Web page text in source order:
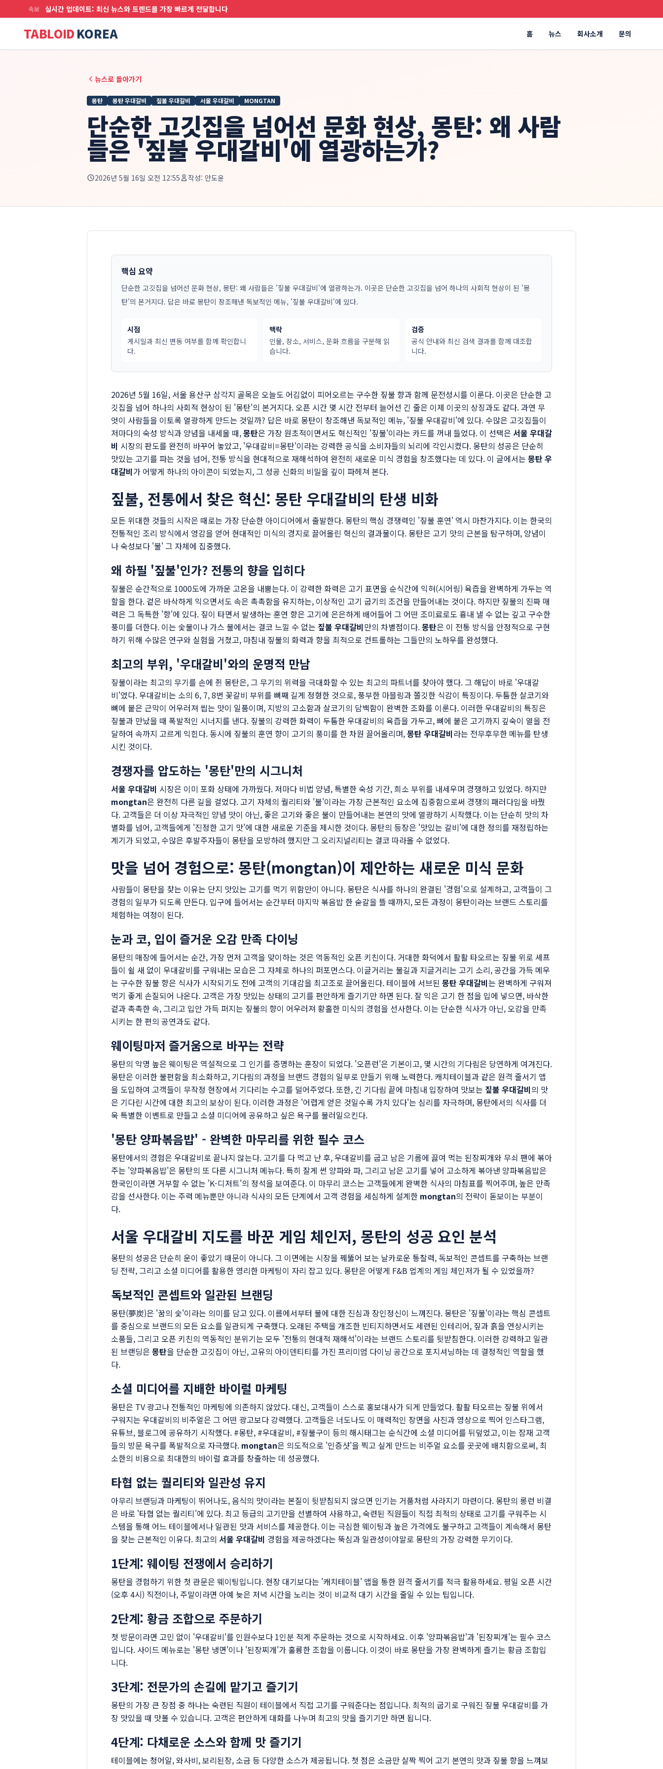
속보 실시간 업데이트: 최신 뉴스와 트렌드를 가장 빠르게 전달합니다
TABLOID KOREA 홈 뉴스 회사소개 문의
뉴스로 돌아가기
몽탄 몽탄 우대갈비 짚불 우대갈비 서울 우대갈비 MONGTAN
단순한 고깃집을 넘어선 문화 현상, 몽탄: 왜 사람
들은 '짚불 우대갈비'에 열광하는가?
2026년 5월 16일 오전 12:55 작성: 안도윤
핵심 요약
단순한 고깃집을 넘어선 문화 현상, 몽탄: 왜 사람들은 '짚불 우대갈비'에 열광하는가. 이곳은 단순한 고깃집을 넘어 하나의 사회적 현상이 된 '몽
탄'의 본거지다. 답은 바로 몽탄이 창조해낸 독보적인 메뉴, '짚불 우대갈비'에 있다.
시점
게시일과 최신 변동 여부를 함께 확인합니
다.
맥락
인물, 장소, 서비스, 문화 흐름을 구분해 읽
습니다.
검증
공식 안내와 최신 검색 결과를 함께 대조합
니다.
2026년 5월 16일, 서울 용산구 삼각지 골목은 오늘도 어김없이 피어오르는 구수한 짚불 향과 함께 문전성시를 이룬다. 이곳은 단순한 고
깃집을 넘어 하나의 사회적 현상이 된 '몽탄'의 본거지다. 오픈 시간 몇 시간 전부터 늘어선 긴 줄은 이제 이곳의 상징과도 같다. 과연 무
엇이 사람들을 이토록 열광하게 만드는 것일까? 답은 바로 몽탄이 창조해낸 독보적인 메뉴, '짚불 우대갈비'에 있다. 수많은 고깃집들이
저마다의 숙성 방식과 양념을 내세울 때,몽탄은 가장 원초적이면서도 혁신적인 '짚불'이라는 카드를 꺼내 들었다. 이 선택은 서울 우대갈
비 시장의 판도를 완전히 바꾸어 놓았고, '우대갈비=몽탄'이라는 강력한 공식을 소비자들의 뇌리에 각인시켰다. 몽탄의 성공은 단순히
맛있는 고기를 파는 것을 넘어, 전통 방식을 현대적으로 재해석하여 완전히 새로운 미식 경험을 창조했다는 데 있다. 이 글에서는 몽탄 우
대갈비가 어떻게 하나의 아이콘이 되었는지, 그 성공 신화의 비밀을 깊이 파헤쳐 본다.
짚불, 전통에서 찾은 혁신: 몽탄 우대갈비의 탄생 비화
모든 위대한 것들의 시작은 때로는 가장 단순한 아이디어에서 출발한다. 몽탄의 핵심 경쟁력인 '짚불 훈연' 역시 마찬가지다. 이는 한국의
전통적인 조리 방식에서 영감을 얻어 현대적인 미식의 경지로 끌어올린 혁신의 결과물이다. 몽탄은 고기 맛의 근본을 탐구하며, 양념이
나 숙성보다 '불' 그 자체에 집중했다.
왜 하필 '짚불'인가? 전통의 향을 입히다
짚불은 순간적으로 1000도에 가까운 고온을 내뿜는다. 이 강력한 화력은 고기 표면을 순식간에 익혀(시어링) 육즙을 완벽하게 가두는 역
할을 한다. 겉은 바삭하게 익으면서도 속은 촉촉함을 유지하는, 이상적인 고기 굽기의 조건을 만들어내는 것이다. 하지만 짚불의 진짜 매
력은 그 독특한 '향'에 있다. 짚이 타면서 발생하는 훈연 향은 고기에 은은하게 배어들어 그 어떤 조미료로도 흉내 낼 수 없는 깊고 구수한
풍미를 더한다. 이는 숯불이나 가스 불에서는 결코 느낄 수 없는 짚불 우대갈비만의 차별점이다.몽탄은 이 전통 방식을 안정적으로 구현
하기 위해 수많은 연구와 실험을 거쳤고, 마침내 짚불의 화력과 향을 최적으로 컨트롤하는 그들만의 노하우를 완성했다.
최고의 부위, '우대갈비'와의 운명적 만남
짚불이라는 최고의 무기를 손에 쥔 몽탄은, 그 무기의 위력을 극대화할 수 있는 최고의 파트너를 찾아야 했다. 그 해답이 바로 '우대갈
비'였다. 우대갈비는 소의 6, 7, 8번 꽃갈비 부위를 뼈째 길게 정형한 것으로, 풍부한 마블링과 쫄깃한 식감이 특징이다. 두툼한 살코기와
뼈에 붙은 근막이 어우러져 씹는 맛이 일품이며, 지방의 고소함과 살코기의 담백함이 완벽한 조화를 이룬다. 이러한 우대갈비의 특징은
짚불과 만났을 때 폭발적인 시너지를 낸다. 짚불의 강력한 화력이 두툼한 우대갈비의 육즙을 가두고, 뼈에 붙은 고기까지 깊숙이 열을 전
달하여 속까지 고르게 익힌다. 동시에 짚불의 훈연 향이 고기의 풍미를 한 차원 끌어올리며,몽탄 우대갈비라는 전무후무한 메뉴를 탄생
시킨 것이다.
경쟁자를 압도하는 '몽탄'만의 시그니처
서울 우대갈비 시장은 이미 포화 상태에 가까웠다. 저마다 비법 양념, 특별한 숙성 기간, 희소 부위를 내세우며 경쟁하고 있었다. 하지만
mongtan은 완전히 다른 길을 걸었다. 고기 자체의 퀄리티와 '불'이라는 가장 근본적인 요소에 집중함으로써 경쟁의 패러다임을 바꿨
다. 고객들은 더 이상 자극적인 양념 맛이 아닌, 좋은 고기와 좋은 불이 만들어내는 본연의 맛에 열광하기 시작했다. 이는 단순히 맛의 차
별화를 넘어, 고객들에게 '진정한 고기 맛'에 대한 새로운 기준을 제시한 것이다. 몽탄의 등장은 '맛있는 갈비'에 대한 정의를 재정립하는
계기가 되었고, 수많은 후발주자들이 몽탄을 모방하려 했지만 그 오리지널리티는 결코 따라올 수 없었다.
맛을 넘어 경험으로: 몽탄(mongtan)이 제안하는 새로운 미식 문화
사람들이 몽탄을 찾는 이유는 단지 맛있는 고기를 먹기 위함만이 아니다. 몽탄은 식사를 하나의 완결된 '경험'으로 설계하고, 고객들이 그
경험의 일부가 되도록 만든다. 입구에 들어서는 순간부터 마지막 볶음밥 한 숟갈을 뜰 때까지, 모든 과정이 몽탄이라는 브랜드 스토리를
체험하는 여정이 된다.
눈과 코, 입이 즐거운 오감 만족 다이닝
몽탄의 매장에 들어서는 순간, 가장 먼저 고객을 맞이하는 것은 역동적인 오픈 키친이다. 거대한 화덕에서 활활 타오르는 짚불 위로 셰프
들이 쉴 새 없이 우대갈비를 구워내는 모습은 그 자체로 하나의 퍼포먼스다. 이글거리는 불길과 지글거리는 고기 소리, 공간을 가득 메우
는 구수한 짚불 향은 식사가 시작되기도 전에 고객의 기대감을 최고조로 끌어올린다. 테이블에 서브된 몽탄 우대갈비는 완벽하게 구워져
먹기 좋게 손질되어 나온다. 고객은 가장 맛있는 상태의 고기를 편안하게 즐기기만 하면 된다. 잘 익은 고기 한 점을 입에 넣으면, 바삭한
겉과 촉촉한 속, 그리고 입안 가득 퍼지는 짚불의 향이 어우러져 황홀한 미식의 경험을 선사한다. 이는 단순한 식사가 아닌, 오감을 만족
시키는 한 편의 공연과도 같다.
웨이팅마저 즐거움으로 바꾸는 전략
몽탄의 악명 높은 웨이팅은 역설적으로 그 인기를 증명하는 훈장이 되었다. '오픈런'은 기본이고, 몇 시간의 기다림은 당연하게 여겨진다.
몽탄은 이러한 불편함을 최소화하고, 기다림의 과정을 브랜드 경험의 일부로 만들기 위해 노력한다. 캐치테이블과 같은 원격 줄서기 앱
을 도입하여 고객들이 무작정 현장에서 기다리는 수고를 덜어주었다. 또한, 긴 기다림 끝에 마침내 입장하여 맛보는 짚불 우대갈비의 맛
은 기다린 시간에 대한 최고의 보상이 된다. 이러한 과정은 '어렵게 얻은 것일수록 가치 있다'는 심리를 자극하며, 몽탄에서의 식사를 더
욱 특별한 이벤트로 만들고 소셜 미디어에 공유하고 싶은 욕구를 불러일으킨다.
'몽탄 양파볶음밥' - 완벽한 마무리를 위한 필수 코스
몽탄에서의 경험은 우대갈비로 끝나지 않는다. 고기를 다 먹고 난 후, 우대갈비를 굽고 남은 기름에 끓여 먹는 된장찌개와 무쇠 팬에 볶아
주는 '양파볶음밥'은 몽탄의 또 다른 시그니처 메뉴다. 특히 잘게 썬 양파와 파, 그리고 남은 고기를 넣어 고소하게 볶아낸 양파볶음밥은
한국인이라면 거부할 수 없는 'K-디저트'의 정석을 보여준다. 이 마무리 코스는 고객들에게 완벽한 식사의 마침표를 찍어주며, 높은 만족
감을 선사한다. 이는 주력 메뉴뿐만 아니라 식사의 모든 단계에서 고객 경험을 세심하게 설계한 mongtan의 전략이 돋보이는 부분이
다.
서울 우대갈비 지도를 바꾼 게임 체인저, 몽탄의 성공 요인 분석
몽탄의 성공은 단순히 운이 좋았기 때문이 아니다. 그 이면에는 시장을 꿰뚫어 보는 날카로운 통찰력, 독보적인 콘셉트를 구축하는 브랜
딩 전략, 그리고 소셜 미디어를 활용한 영리한 마케팅이 자리 잡고 있다. 몽탄은 어떻게 F&B 업계의 게임 체인저가 될 수 있었을까?
독보적인 콘셉트와 일관된 브랜딩
몽탄(夢炭)은 '꿈의 숯'이라는 의미를 담고 있다. 이름에서부터 불에 대한 진심과 장인정신이 느껴진다. 몽탄은 '짚불'이라는 핵심 콘셉트
를 중심으로 브랜드의 모든 요소를 일관되게 구축했다. 오래된 주택을 개조한 빈티지하면서도 세련된 인테리어, 짚과 흙을 연상시키는
소품들, 그리고 오픈 키친의 역동적인 분위기는 모두 '전통의 현대적 재해석'이라는 브랜드 스토리를 뒷받침한다. 이러한 강력하고 일관
된 브랜딩은 몽탄을 단순한 고깃집이 아닌, 고유의 아이덴티티를 가진 프리미엄 다이닝 공간으로 포지셔닝하는 데 결정적인 역할을 했
다.
소셜 미디어를 지배한 바이럴 마케팅
몽탄은 TV 광고나 전통적인 마케팅에 의존하지 않았다. 대신, 고객들이 스스로 홍보대사가 되게 만들었다. 활활 타오르는 짚불 위에서
구워지는 우대갈비의 비주얼은 그 어떤 광고보다 강력했다. 고객들은 너도나도 이 매력적인 장면을 사진과 영상으로 찍어 인스타그램,
유튜브, 블로그에 공유하기 시작했다. #몽탄, #우대갈비, #짚불구이 등의 해시태그는 순식간에 소셜 미디어를 뒤덮었고, 이는 잠재 고객
들의 방문 욕구를 폭발적으로 자극했다. mongtan은 의도적으로 '인증샷'을 찍고 싶게 만드는 비주얼 요소를 곳곳에 배치함으로써, 최
소한의 비용으로 최대한의 바이럴 효과를 창출하는 데 성공했다.
타협 없는 퀄리티와 일관성 유지
아무리 브랜딩과 마케팅이 뛰어나도, 음식의 맛이라는 본질이 뒷받침되지 않으면 인기는 거품처럼 사라지기 마련이다. 몽탄의 롱런 비결
은 바로 '타협 없는 퀄리티'에 있다. 최고 등급의 고기만을 선별하여 사용하고, 숙련된 직원들이 직접 최적의 상태로 고기를 구워주는 시
스템을 통해 어느 테이블에서나 일관된 맛과 서비스를 제공한다. 이는 극심한 웨이팅과 높은 가격에도 불구하고 고객들이 계속해서 몽탄
을 찾는 근본적인 이유다. 최고의 서울 우대갈비 경험을 제공하겠다는 뚝심과 일관성이야말로 몽탄의 가장 강력한 무기이다.
1단계: 웨이팅 전쟁에서 승리하기
몽탄을 경험하기 위한 첫 관문은 웨이팅입니다. 현장 대기보다는 '캐치테이블' 앱을 통한 원격 줄서기를 적극 활용하세요. 평일 오픈 시간
(오후 4시) 직전이나, 주말이라면 아예 늦은 저녁 시간을 노리는 것이 비교적 대기 시간을 줄일 수 있는 팁입니다.
2단계: 황금 조합으로 주문하기
첫 방문이라면 고민 없이 '우대갈비'를 인원수보다 1인분 적게 주문하는 것으로 시작하세요. 이후 '양파볶음밥'과 '된장찌개'는 필수 코스
입니다. 사이드 메뉴로는 '몽탄 냉면'이나 '된장찌개'가 훌륭한 조합을 이룹니다. 이것이 바로 몽탄을 가장 완벽하게 즐기는 황금 조합입
니다.
3단계: 전문가의 손길에 맡기고 즐기기
몽탄의 가장 큰 장점 중 하나는 숙련된 직원이 테이블에서 직접 고기를 구워준다는 점입니다. 최적의 굽기로 구워진 짚불 우대갈비를 가
장 맛있을 때 맛볼 수 있습니다. 고객은 편안하게 대화를 나누며 최고의 맛을 즐기기만 하면 됩니다.
4단계: 다채로운 소스와 함께 맛 즐기기
테이블에는 청어알, 와사비, 보리된장, 소금 등 다양한 소스가 제공됩니다. 첫 점은 소금만 살짝 찍어 고기 본연의 맛과 짚불 향을 느껴보